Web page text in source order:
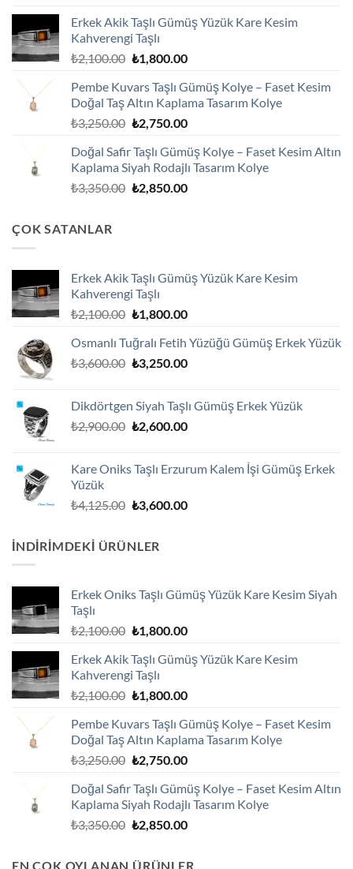
₺2,100.00.fiyat:
Erkek Akik Taşlı Gümüş Yüzük Kare Kesim
Kahverengi Taşlı
₺2,100.00 Orijinal
₺2,100.00.
₺1,800.00Şu
fiyat:
₺1,800.00.
Pembe Kuvars Taşlı Gümüş Kolye – Faset Kesim
Doğal Taş Altın Kaplama Tasarım Kolye
₺3,250.00 Orijinal
₺3,250.00.
₺2,750.00Şu
fiyat:
₺2,750.00.
Doğal Safir Taşlı Gümüş Kolye – Faset Kesim Altın
Kaplama Siyah Rodajlı Tasarım Kolye
₺3,350.00 Orijinal
₺2,850.00Şu
ÇOK SATANLAR
Erkek Akik Taşlı Gümüş Yüzük Kare Kesim
Kahverengi Taşlı
₺2,100.00 Orijinal
₺2,100.00.
₺1,800.00Şu
fiyat:
₺1,800.00.
Osmanlı Tuğralı Fetih Yüzüğü Gümüş Erkek Yüzük
₺3,600.00 Orijinal
₺3,250.00Şu
₺3,250.00.
Dikdörtgen Siyah Taşlı Gümüş Erkek Yüzük
₺2,900.00 Orijinal
₺2,600.00Şu
₺2,600.00.
Kare Oniks Taşlı Erzurum Kalem İşi Gümüş Erkek
Yüzük
₺4,125.00 Orijinal
₺3,600.00Şu
İNDIRIMDEKI ÜRÜNLER
Erkek Oniks Taşlı Gümüş Yüzük Kare Kesim Siyah
Taşlı
₺2,100.00 Orijinal
₺2,100.00.
₺1,800.00Şu
fiyat:
Erkek Akik Taşlı Gümüş Yüzük Kare Kesim
Kahverengi Taşlı
₺2,100.00 Orijinal
₺2,100.00.
₺1,800.00Şu
fiyat:
₺1,800.00.
Pembe Kuvars Taşlı Gümüş Kolye – Faset Kesim
Doğal Taş Altın Kaplama Tasarım Kolye
₺3,250.00 Orijinal
₺3,250.00.
₺2,750.00Şu
fiyat:
₺2,750.00.
Doğal Safir Taşlı Gümüş Kolye – Faset Kesim Altın
Kaplama Siyah Rodajlı Tasarım Kolye
₺3,350.00 Orijinal
₺3,350.00.
₺2,850.00Şu
EN ÇOK OYLANAN ÜRÜNLER